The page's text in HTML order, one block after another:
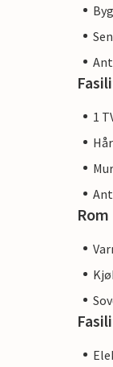
1
Rom